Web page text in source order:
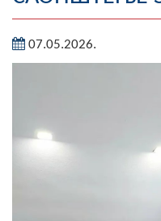
Географија
Насељена мјеста
Фотогалерија
07.05.2026.